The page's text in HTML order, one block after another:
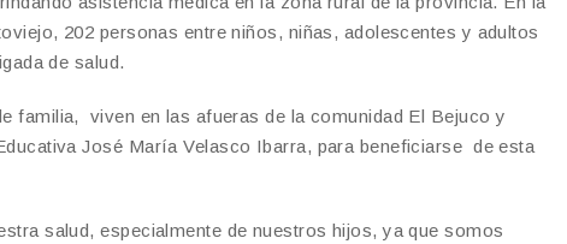
202 personas entre niños, niñas, adolescentes y adultos
de salud.
familia, viven en las afueras de la comunidad El Bejuco y
José María Velasco Ibarra, para beneficiarse de esta
salud, especialmente de nuestros hijos, ya que somos